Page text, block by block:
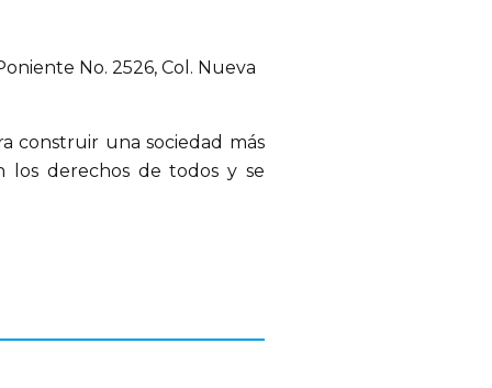
No. 2526, Col. Nueva
construir una sociedad más
los derechos de todos y se